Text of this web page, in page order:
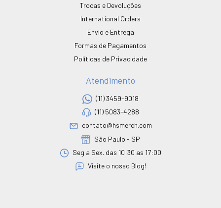
Trocas e Devoluções
International Orders
Envio e Entrega
Formas de Pagamentos
Políticas de Privacidade
Atendimento
(11) 3459-9018
(11) 5083-4288
contato@hsmerch.com
São Paulo - SP
Seg a Sex. das 10:30 as 17:00
Visite o nosso Blog!